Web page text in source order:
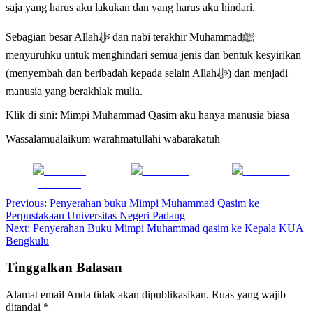
saja yang harus aku lakukan dan yang harus aku hindari.
Sebagian besar Allahﷻ dan nabi terakhir Muhammadﷺ
menyuruhku untuk menghindari semua jenis dan bentuk kesyirikan
(menyembah dan beribadah kepada selain Allahﷻ) dan menjadi
manusia yang berakhlak mulia.
Klik di sini: Mimpi Muhammad Qasim aku hanya manusia biasa
Wassalamualaikum warahmatullahi wabarakatuh
Navigasi
pos
Previous: Penyerahan buku Mimpi Muhammad Qasim ke
Perpustakaan Universitas Negeri Padang
Next: Penyerahan Buku Mimpi Muhammad qasim ke Kepala KUA
Bengkulu
Tinggalkan Balasan
Alamat email Anda tidak akan dipublikasikan. Ruas yang wajib
ditandai *